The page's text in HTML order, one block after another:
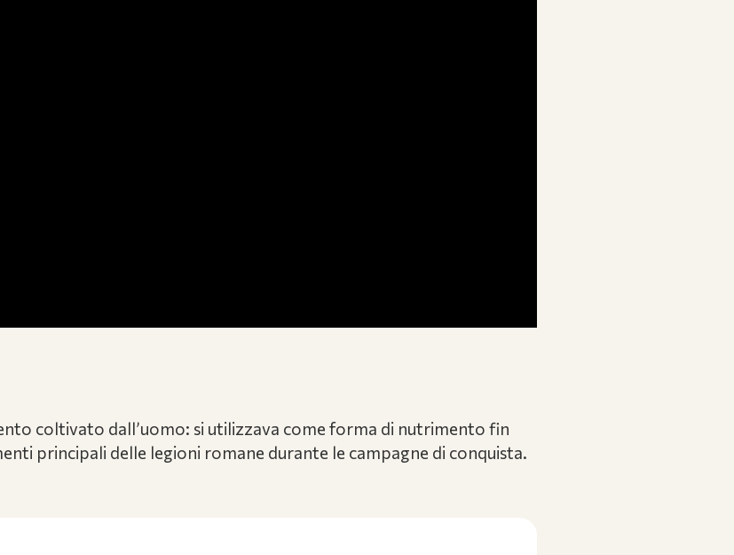
coltivato dall’uomo: si utilizzava come forma di nutrimento fin
principali delle legioni romane durante le campagne di conquista.